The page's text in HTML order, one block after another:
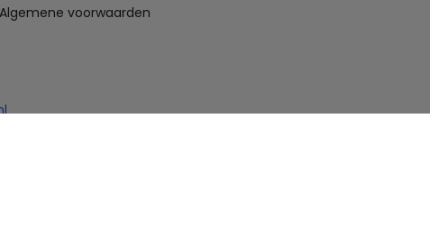
heren. En laarzen, enkellaarzen,
van Merkschoenenstunter.
Algemene voorwaarden